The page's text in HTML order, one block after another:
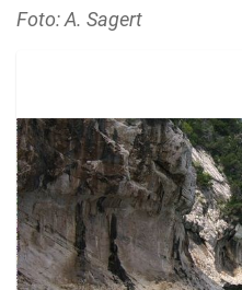
Foto: A. Sagert